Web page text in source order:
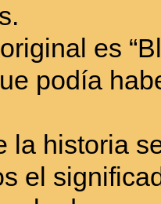
es
podía
la historia
el